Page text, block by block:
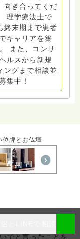
向き合ってくだ
理学療法士で
終末期まで患者
キャリアを築
また、コンサ
ルスから新規
ングまで相談並
集中！
位牌とお仏壇
でと言ったことを